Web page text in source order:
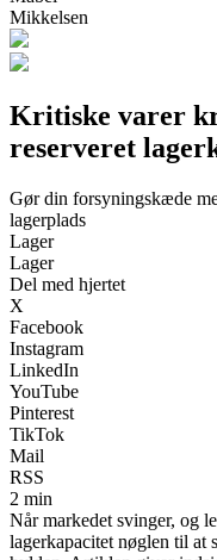
Mikkelsen
Kritiske varer
reserveret
Gør din forsyningskæde
lagerplads
Lager
Lager
Del med hjertet
X
Facebook
Instagram
LinkedIn
YouTube
Pinterest
TikTok
Mail
RSS
2 min
Når markedet svinger, og
lagerkapacitet nøglen til at